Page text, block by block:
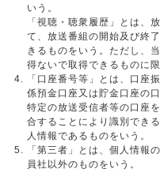
いう。
「視聴・聴衆履歴」とは、
て、放送番組の開始及び終
きるものをいう。ただし、
得ないで取得できるものに限
「口座番号等」とは、口座
係預金口座又は貯金口座の
特定の放送受信者等の口座
合することにより識別でき
人情報であるものをいう。
「第三者」とは、個人情報
員社以外のものをいう。